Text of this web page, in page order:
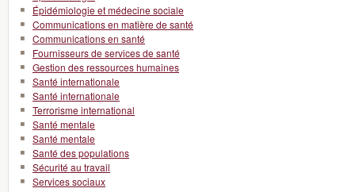
Épidémiologie et médecine sociale
Communications en matière de santé
Communications en santé
Fournisseurs de services de santé
Gestion des ressources humaines
Santé internationale
Santé internationale
Terrorisme international
Santé mentale
Santé mentale
Santé des populations
Sécurité au travail
Services sociaux